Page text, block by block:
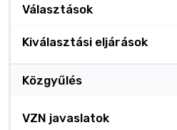
Választások
Kiválasztási eljárások
Közgyűlés
VZN javaslatok